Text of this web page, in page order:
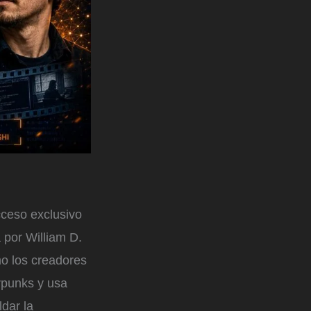
exclusivo
William D.
los creadores
y usa
la